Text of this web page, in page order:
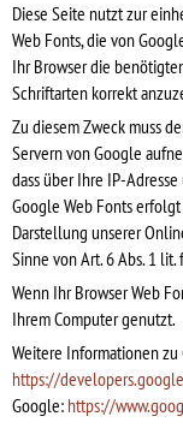
Diese Seite nutzt zur
Web Fonts, die von
Ihr Browser die
Schriftarten korrekt
Zu diesem Zweck muss
Servern von Google
dass über Ihre IP-
Google Web Fonts
Darstellung unserer
Sinne von Art. 6 Abs. 1 lit.
Wenn Ihr Browser Web
Ihrem Computer genutzt.
Weitere Informationen
https://
Google: https://